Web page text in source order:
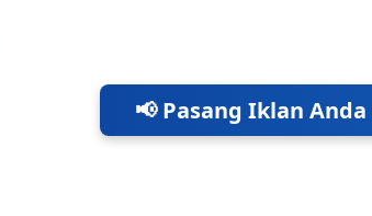
📢 Pasang Iklan